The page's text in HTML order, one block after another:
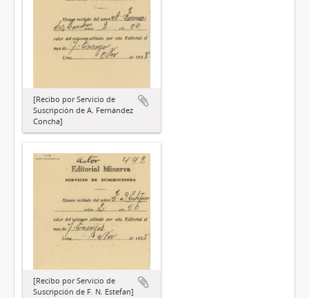
[Recibo por Servicio de
Suscripción de A. Fernández
Concha]
[Recibo por Servicio de
Suscripción de F. N. Estefan]